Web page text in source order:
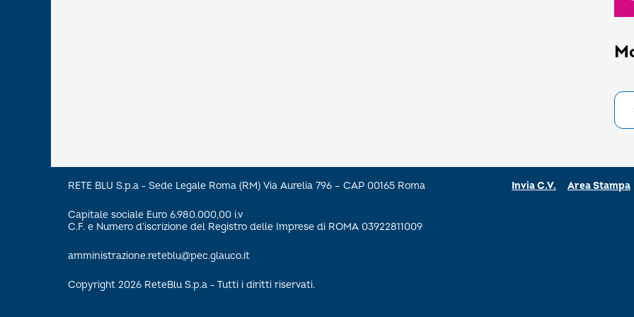
RETE BLU S.p.a - Sede Legale Roma (RM) Via Aurelia 796 – CAP 00165 Roma
Capitale sociale Euro 6.980.000,00 i.v
C.F. e Numero d’iscrizione del Registro delle Imprese di ROMA 03922811009
amministrazione.reteblu@pec.glauco.it
Copyright 2026 ReteBlu S.p.a - Tutti i diritti riservati.
Invia C.V. Area Stampa